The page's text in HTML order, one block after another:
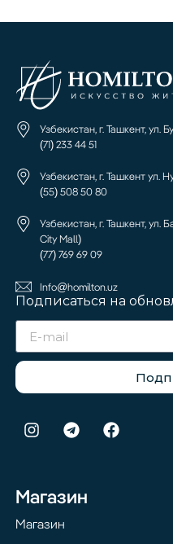
Узбекистан, г. Ташкент, ул.
(71) 233 44 51
Узбекистан, г. Ташкент ул.
(55) 508 50 80
Узбекистан, г. Ташкент, ул.
City Mall)
(77) 769 69 09
Info@homilton.uz
Подписаться на
Магазин
Магазин